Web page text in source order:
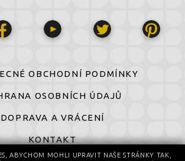
OBCHODNÍ PODMÍNKY
OSOBNÍCH ÚDAJŮ
DOPRAVA A VRÁCENÍ
KONTAKT
ABYCHOM MOHLI UPRAVIT NAŠE STRÁNKY TAK,